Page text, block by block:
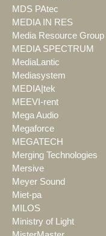
MDS PAtec
MEDIA IN RES
Media Resource Group
MEDIA SPECTRUM
MediaLantic
Mediasystem
MEDIA|tek
MEEVI-rent
Mega Audio
Megaforce
MEGATECH
Merging Technologies
Mersive
Meyer Sound
Miet-pa
MILOS
Ministry of Light